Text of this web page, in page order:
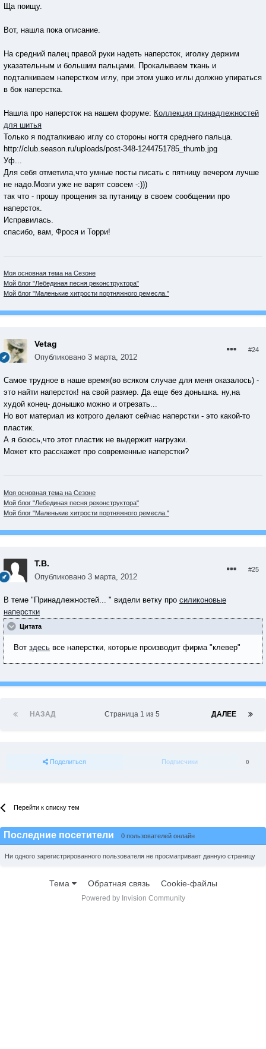
Ща поищу.
Вот, нашла пока описание.
На средний палец правой руки надеть наперсток, иголку держим
указательным и большим пальцами. Прокалываем ткань и
подталкиваем наперстком иглу, при этом ушко иглы должно упираться
в бок наперстка.
Нашла про наперсток на нашем форуме: Коллекция принадлежностей
для шитья
Только я подталкиваю иглу со стороны ногтя среднего пальца.
http://club.season.ru/uploads/post-348-1244751785_thumb.jpg
Уф...
Для себя отметила,что умные посты писать с пятницу вечером лучше
не надо.Мозги уже не варят совсем -:)))
так что - прошу прощения за путаницу в своем сообщении про
наперсток.
Исправилась.
спасибо, вам, Фрося и Торри!
Моя основная тема на Сезоне
Мой блог "Лебединая песня реконструктора"
Мой блог "Маленькие хитрости портняжного ремесла."
Vetag
Опубликовано 3 марта, 2012
#24
Самое трудное в наше время(во всяком случае для меня оказалось) -
это найти наперсток! на свой размер. Да еще без донышка. ну,на
худой конец- донышко можно и отрезать...
Но вот материал из котрого делают сейчас наперстки - это какой-то
пластик.
А я боюсь,что этот пластик не выдержит нагрузки.
Может кто расскажет про современные наперстки?
Моя основная тема на Сезоне
Мой блог "Лебединая песня реконструктора"
Мой блог "Маленькие хитрости портняжного ремесла."
Т.В.
Опубликовано 3 марта, 2012
#25
В теме "Принадлежностей... " видели ветку про силиконовыe
наперстки
Цитата
Вот здесь все наперстки, которые производит фирма "клевер"
НАЗАД ДАЛЕЕ
Страница 1 из 5
Поделиться Подписчики 0
Перейти к списку тем
Последние посетители 0 пользователей онлайн
Ни одного зарегистрированного пользователя не просматривает данную страницу
Тема Обратная связь Cookie-файлы
Powered by Invision Community